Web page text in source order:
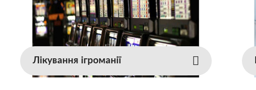
Лікування ігроманії